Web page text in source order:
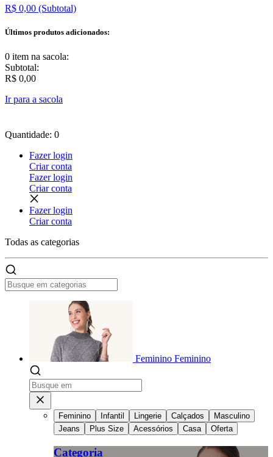
R$ 0,00 (Subtotal)
Últimos produtos adicionados:
0 item na sacola:
Subtotal:
R$ 0,00
Ir para a sacola
Quantidade: 0
Fazer login
Criar conta
Fazer login
Criar conta
Fazer login
Criar conta
Todas as categorias
Feminino Feminino
Feminino Infantil Lingerie Calçados
Masculino
Jeans
Plus Size Acessórios Casa Oferta
Categoria